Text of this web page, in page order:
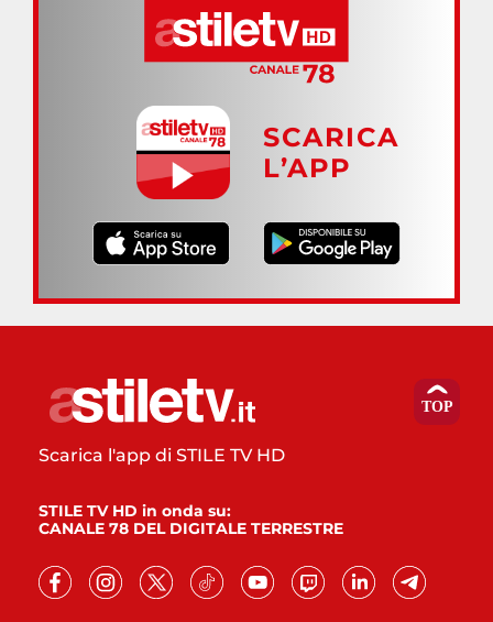
SCARICA
L’APP
Scarica l'app di STILE TV HD
STILE TV HD in onda su:
CANALE 78 DEL DIGITALE TERRESTRE